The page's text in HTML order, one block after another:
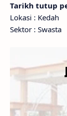
Tarikh tutup
Lokasi : Kedah
Sektor : Swasta